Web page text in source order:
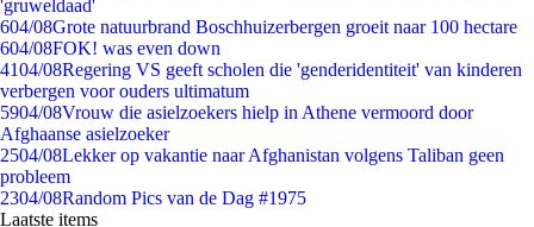
'gruweldaad'
604/08Grote natuurbrand Boschhuizerbergen groeit naar 100 hectare
604/08FOK! was even down
4104/08Regering VS geeft scholen die 'genderidentiteit' van kinderen
verbergen voor ouders ultimatum
5904/08Vrouw die asielzoekers hielp in Athene vermoord door
Afghaanse asielzoeker
2504/08Lekker op vakantie naar Afghanistan volgens Taliban geen
probleem
2304/08Random Pics van de Dag #1975
Laatste items